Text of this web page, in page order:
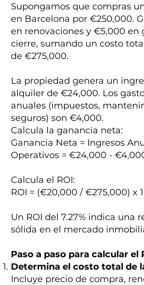
Supongamos que compras
en Barcelona por €250,000.
en renovaciones y €5,000 en
cierre, sumando un costo
de €275,000.
La propiedad genera un
alquiler de €24,000. Los
anuales (impuestos,
seguros) son €4,000.
Calcula la ganancia neta:
Ganancia Neta = Ingresos
Operativos = €24,000 -
Calcula el ROI:
ROI = (€20,000 / €275,000) x
Un ROI del 7.27% indica una
sólida en el mercado
Paso a paso para calcular el
Determina el costo total de
Incluye precio de compra,